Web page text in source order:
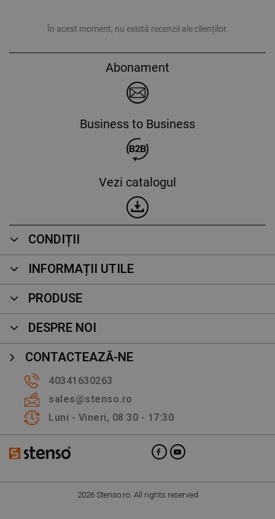
În acest moment, nu există recenzii ale clienților.
Abonament
Business to Business
Vezi catalogul
CONDIȚII
INFORMAȚII UTILE
PRODUSE
DESPRE NOI
CONTACTEAZĂ-NE
40341630263
sales@stenso.ro
Luni - Vineri, 08:30 - 17:30
2026 Stenso.ro. All rights reserved